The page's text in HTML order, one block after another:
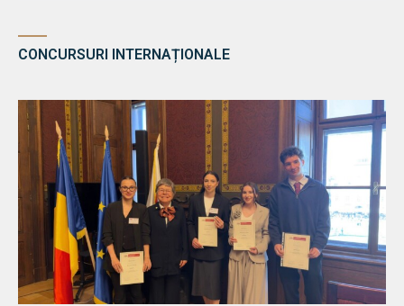
CONCURSURI INTERNAȚIONALE